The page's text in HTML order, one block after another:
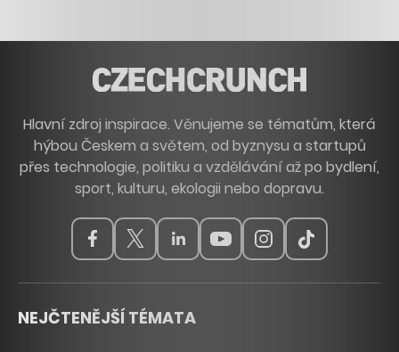
Hlavní zdroj inspirace. Věnujeme se tématům, která
hýbou Českem a světem, od byznysu a startupů
přes technologie, politiku a vzdělávání až po bydlení,
sport, kulturu, ekologii nebo dopravu.
NEJČTENĚJŠÍ TÉMATA